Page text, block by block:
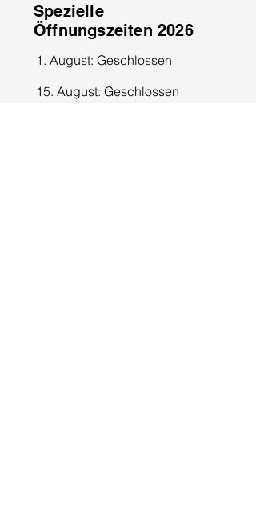
Spezielle
Öffnungszeiten 2026
1. August: Geschlossen
15. August: Geschlossen